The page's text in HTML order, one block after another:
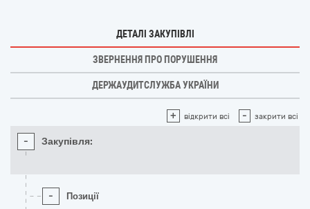
ДЕТАЛІ ЗАКУПІВЛІ
ЗВЕРНЕННЯ ПРО ПОРУШЕННЯ
ДЕРЖАУДИТСЛУЖБА УКРАЇНИ
+ відкрити всі - закрити всі
- Закупівля:
- Позиції